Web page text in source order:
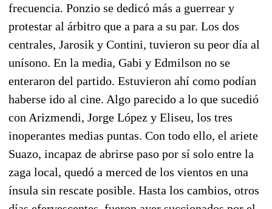
frecuencia. Ponzio se dedicó más a guerrear y
protestar al árbitro que a para a su par. Los dos
centrales, Jarosik y Contini, tuvieron su peor día al
unísono. En la media, Gabi y Edmilson no se
enteraron del partido. Estuvieron ahí como podían
haberse ido al cine. Algo parecido a lo que sucedió
con Arizmendi, Jorge López y Eliseu, los tres
inoperantes medias puntas. Con todo ello, el ariete
Suazo, incapaz de abrirse paso por sí solo entre la
zaga local, quedó a merced de los vientos en una
ínsula sin rescate posible. Hasta los cambios, otros